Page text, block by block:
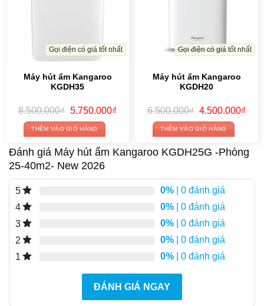
Gọi điện có giá tốt nhất
Máy hút ẩm Kangaroo
KGDH35
8.500.000₫ Original
was:
8.500.000₫.
5.750.000₫Current
5.750.000₫.
THÊM VÀO GIỎ HÀNG
Gọi điện có giá tốt nhất
Máy hút ẩm Kangaroo
KGDH20
6.500.000₫ Original
was:
6.500.000₫.
4.500.000₫
THÊM VÀO GIỎ HÀNG
Đánh giá Máy hút ẩm Kangaroo KGDH25G -Phòng
25-40m2- New 2026
5 0% | 0 đánh giá
4
0% | 0 đánh giá
3
0% | 0 đánh giá
2
0% | 0 đánh giá
1
0% | 0 đánh giá
ĐÁNH GIÁ NGAY